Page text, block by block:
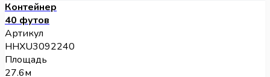
Контейнер
40 футов
Артикул
HHXU3092240
Площадь
27.6м